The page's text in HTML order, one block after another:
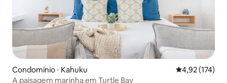
Condomínio ⋅ Kahuku 4,92 de uma
4,92 (174)
A paisagem marinha em Turtle Bay